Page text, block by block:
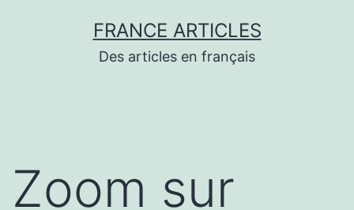
FRANCE ARTICLES
Des articles en français
Zoom sur